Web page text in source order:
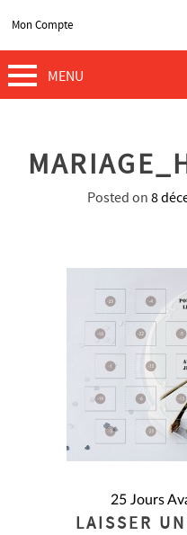
Mon Compte
MENU
Posted on 8
NAVIGATION25 Jours
LAISSER